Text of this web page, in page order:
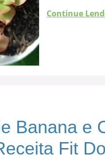
Continue
Banana e
Fit